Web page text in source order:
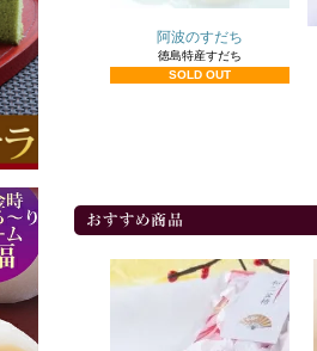
阿波のすだち
徳島特産すだち
SOLD OUT